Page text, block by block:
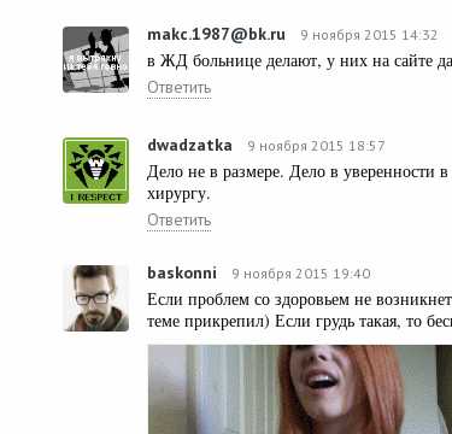
makc.1987@bk.ru 9 ноября 2015 14:32
в ЖД больнице делают, у них на сайте
Ответить
dwadzatka 9 ноября 2015 18:57
Дело не в размере. Дело в уверенности
хирургу.
Ответить
baskonni 9 ноября 2015 19:40
Если проблем со здоровьем не
теме прикрепил) Если грудь такая, то